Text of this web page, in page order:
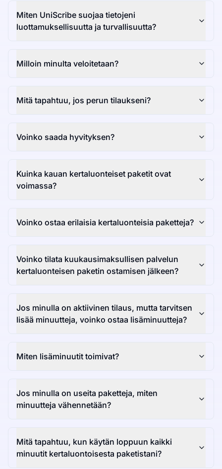
Miten UniScribe suojaa tietojeni
luottamuksellisuutta ja turvallisuutta?
Milloin minulta veloitetaan?
Mitä tapahtuu, jos perun tilaukseni?
Voinko saada hyvityksen?
Kuinka kauan kertaluonteiset paketit ovat
voimassa?
Voinko ostaa erilaisia kertaluonteisia paketteja?
Voinko tilata kuukausimaksullisen palvelun
kertaluonteisen paketin ostamisen jälkeen?
Jos minulla on aktiivinen tilaus, mutta tarvitsen
lisää minuutteja, voinko ostaa lisäminuutteja?
Miten lisäminuutit toimivat?
Jos minulla on useita paketteja, miten
minuutteja vähennetään?
Mitä tapahtuu, kun käytän loppuun kaikki
minuutit kertaluontoisesta paketistani?